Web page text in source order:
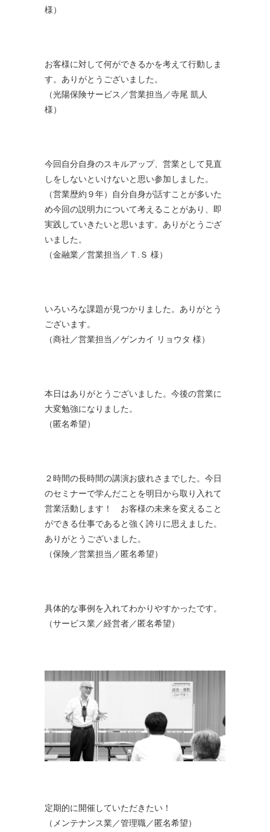
様）
お客様に対して何ができるかを考えて行動しま
す。ありがとうございました。
（光陽保険サービス／営業担当／寺尾 凱人
様）
今回自分自身のスキルアップ、営業として見直
しをしないといけないと思い参加しました。
（営業歴約９年）自分自身が話すことが多いた
め今回の説明力について考えることがあり、即
実践していきたいと思います。ありがとうござ
いました。
（金融業／営業担当／Ｔ.Ｓ 様）
いろいろな課題が見つかりました。ありがとう
ございます。
（商社／営業担当／ゲンカイ リョウタ 様）
本日はありがとうございました。今後の営業に
大変勉強になりました。
（匿名希望）
２時間の長時間の講演お疲れさまでした。今日
のセミナーで学んだことを明日から取り入れて
営業活動します！ お客様の未来を変えること
ができる仕事であると強く誇りに思えました。
ありがとうございました。
（保険／営業担当／匿名希望）
具体的な事例を入れてわかりやすかったです。
（サービス業／経営者／匿名希望）
定期的に開催していただきたい！
（メンテナンス業／管理職／匿名希望）